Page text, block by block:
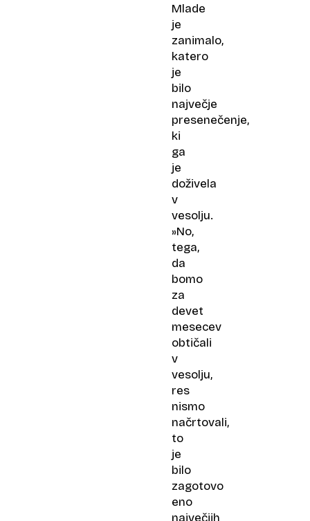
Mlade
je
zanimalo,
katero
je
bilo
največje
presenečenje,
ki
ga
je
doživela
v
vesolju.
»No,
tega,
da
bomo
za
devet
mesecev
obtičali
v
vesolju,
res
nismo
načrtovali,
to
je
bilo
zagotovo
eno
največjih